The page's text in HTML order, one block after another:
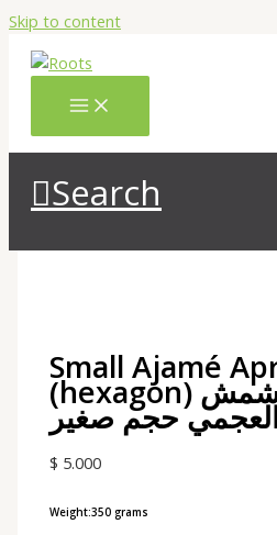
Skip to content
Search
Small Ajamé
(hexagon) مربّى المشمش
حجم صغير
$ 5.000
Weight:350 grams